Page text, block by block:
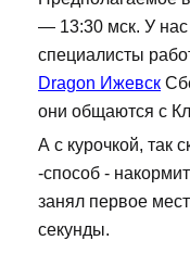
— 13:30 мск. У
специалисты
Dragon Ижевск
они общаются с
А с курочкой, так
-способ -
занял первое
секунды.